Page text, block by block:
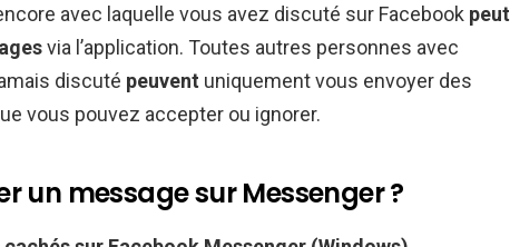
avec laquelle vous avez discuté sur Facebook peut
via l’application. Toutes autres personnes avec
discuté peuvent uniquement vous envoyer des
vous pouvez accepter ou ignorer.
un message sur Messenger ?